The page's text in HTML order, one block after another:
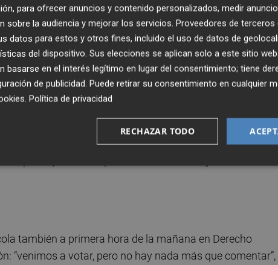
algunos docentes le “animaron a votar sin dar nombres”,
Ellos no han leído los cinco programas
han decidido a ejercer su derecho a voto, aunque creen
de acudir a las urnas.
26.000 personas de un total de 32.000, su peso en
en sus diferentes categorías suma el 55% en
peso que tiene el personal de servicios y
también a primera hora de la mañana en Derecho
“venimos a votar, pero no hay nada más que comentar”,
para ofrecer anuncios y contenido personalizados, medir
sobre la audiencia y mejorar los servicios. Proveedores de terceros
datos para estos y otros fines, incluido el uso de datos de
del dispositivo. Sus elecciones se aplican solo a este sitio
basarse en el interés legítimo en lugar del consentimiento; tiene
de publicidad. Puede retirar su consentimiento en cualquier
. Política de privacidad
RECHAZAR TODO